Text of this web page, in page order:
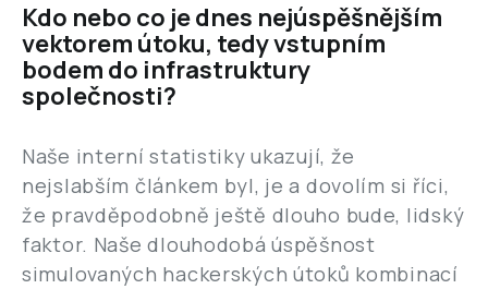
Kdo nebo co je dnes nejúspěšnějším
vektorem útoku, tedy vstupním
bodem do infrastruktury
společnosti?
Naše interní statistiky ukazují, že
nejslabším článkem byl, je a dovolím si říci,
že pravděpodobně ještě dlouho bude, lidský
faktor. Naše dlouhodobá úspěšnost
simulovaných hackerských útoků kombinací